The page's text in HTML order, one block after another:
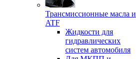
Трансмиссионные масла и
ATF
Жидкости для
гидравлических
систем автомобиля